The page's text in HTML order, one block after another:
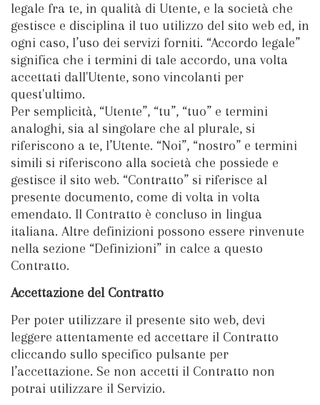
legale fra te, in qualità di Utente, e la società che
gestisce e disciplina il tuo utilizzo del sito web ed, in
ogni caso, l’uso dei servizi forniti. “Accordo legale”
significa che i termini di tale accordo, una volta
accettati dall'Utente, sono vincolanti per
quest'ultimo.
Per semplicità, “Utente”, “tu”, “tuo” e termini
analoghi, sia al singolare che al plurale, si
riferiscono a te, l’Utente. “Noi”, “nostro” e termini
simili si riferiscono alla società che possiede e
gestisce il sito web. “Contratto” si riferisce al
presente documento, come di volta in volta
emendato. Il Contratto è concluso in lingua
italiana. Altre definizioni possono essere rinvenute
nella sezione “Definizioni” in calce a questo
Contratto.
Accettazione del Contratto
Per poter utilizzare il presente sito web, devi
leggere attentamente ed accettare il Contratto
cliccando sullo specifico pulsante per
l’accettazione. Se non accetti il Contratto non
potrai utilizzare il Servizio.